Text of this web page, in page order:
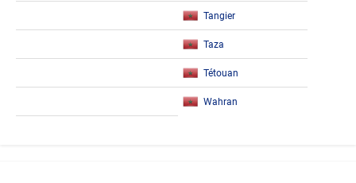
Tangier
Taza
Tétouan
Wahran